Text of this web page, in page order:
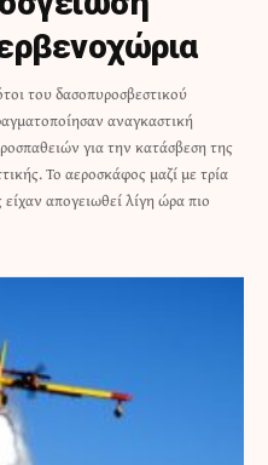
του δασοπυροσβεστικού
αναγκαστική
για την κατάσβεση της
Το αεροσκάφος μαζί με τρία
απογειωθεί λίγη ώρα πιο